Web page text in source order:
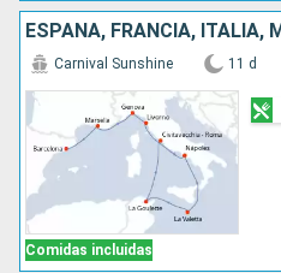
Comidas incluidas
Carnival Sunshine 11 d